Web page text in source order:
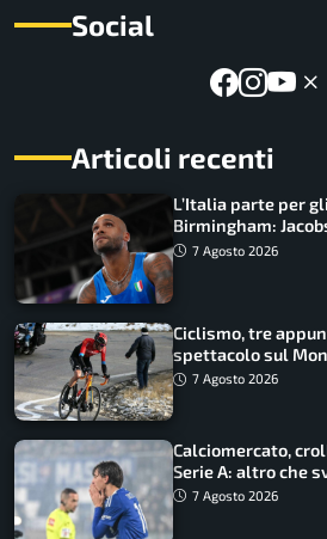
Social
Articoli recenti
L’Italia parte per
Birmingham:
Battocletti guidano
7 Agosto 2026
Ciclismo, tre
spettacolo sul
come vederli
7 Agosto 2026
Calciomercato,
Serie A: altro che
7 Agosto 2026